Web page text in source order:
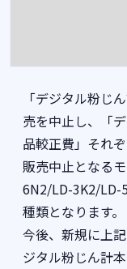
「デジタル粉じ
売を中止し、「
品較正費」それ
販売中止となる
6N2/LD-3K2/LD-
種類となります。
今後、新規に上
ジタル粉じん計